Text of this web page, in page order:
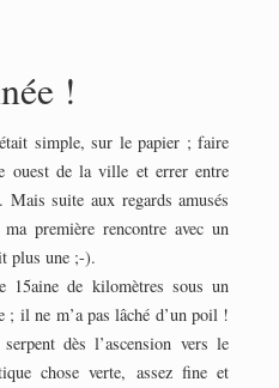
!
simple, sur le papier ; faire
ouest de la ville et errer entre
suite aux regards amusés
première rencontre avec un
plus une ;-).
15aine de kilomètres sous un
; il ne m’a pas lâché d’un poil !
dès l’ascension vers le
chose verte, assez fine et